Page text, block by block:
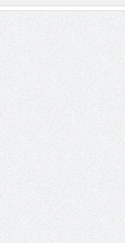
चंद्रमा से टकराएगा